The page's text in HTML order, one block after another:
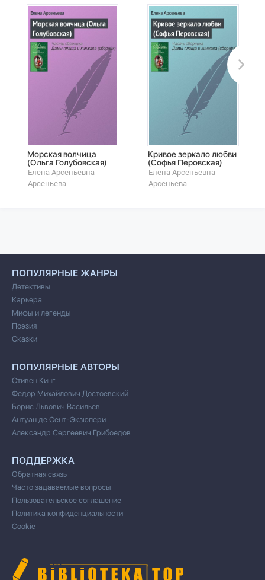
Морская волчица
(Ольга Голубовская)
Елена Арсеньевна
Арсеньева
Кривое зеркало любви
(Софья Перовская)
Елена Арсеньевна
Арсеньева
ПОПУЛЯРНЫЕ ЖАНРЫ
Детективы
Карьера
Мифы и легенды
Поэзия
Сказки
ПОПУЛЯРНЫЕ АВТОРЫ
Стивен Кинг
Федор Михайлович Достоевский
Борис Львович Васильев
Антуан де Сент-Экзюпери
Александр Сергеевич Грибоедов
ПОДДЕРЖКА
Обратная связь
Часто задаваемые вопросы
Пользовательское соглашение
Политика конфиденциальности
Cookie